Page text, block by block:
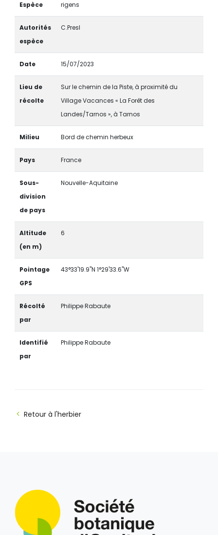
Espèce rigens
Autorités
espèce
C.Presl
Date 15/07/2023
Lieu de
récolte
Sur le chemin de la Piste, à proximité du
Village Vacances « La Forêt des
Landes/Tarnos », à Tarnos
Milieu Bord de chemin herbeux
Pays France
Sous-
division
de pays
Nouvelle-Aquitaine
Altitude
(en m)
6
Pointage
GPS
43°33'19.9"N 1°29'33.6"W
Récolté
par
Philippe Rabaute
Identifié
par
Philippe Rabaute
Retour à l'herbier